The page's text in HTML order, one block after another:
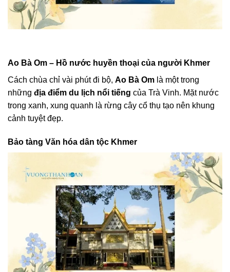
Ao Bà Om – Hồ nước huyền thoại của người Khmer
Cách chùa chỉ vài phút đi bộ, Ao Bà Om là một trong
những địa điểm du lịch nổi tiếng của Trà Vinh. Mặt nước
trong xanh, xung quanh là rừng cây cổ thụ tạo nên khung
cảnh tuyệt đẹp.
Bảo tàng Văn hóa dân tộc Khmer